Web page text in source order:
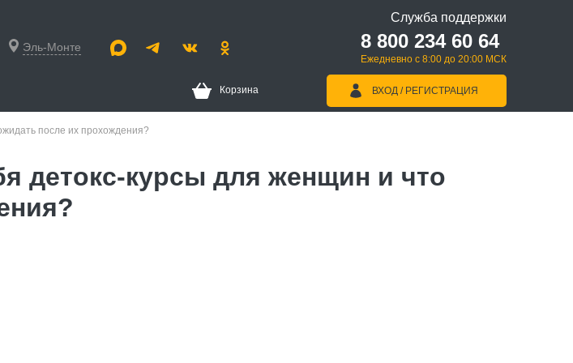
Эль-Монте
Служба поддержки
8 800 234 60 64
Ежедневно с 8:00 до 20:00 МСК
Корзина ВХОД / РЕГИСТРАЦИЯ
после их прохождения?
детокс-курсы для женщин и что